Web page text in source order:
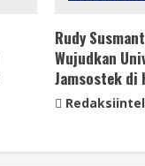
Rudy
Wujudkan
Jamsostek di
Redaksiintel